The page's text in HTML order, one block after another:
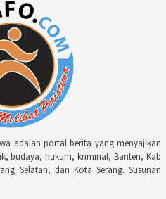
adalah portal berita yang menyajikan
budaya, hukum, kriminal, Banten, Kab
Selatan, dan Kota Serang. Susunan